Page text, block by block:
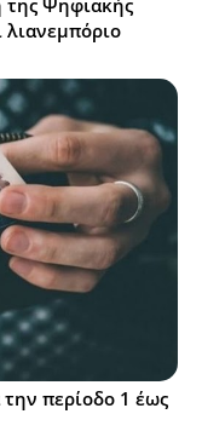
λιανεμπόριο
περίοδο 1 έως